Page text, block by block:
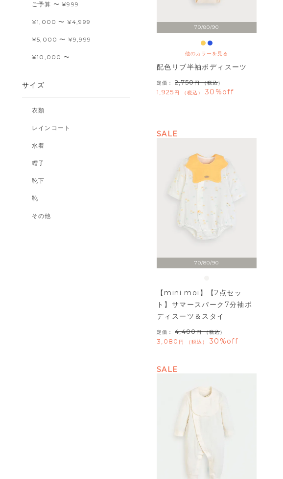
ご予算 〜 ¥999
¥1,000 〜 ¥4,999
¥5,000 〜 ¥9,999
¥10,000 〜
サイズ
衣類
レインコート
水着
帽子
靴下
靴
その他
70/80/90
他のカラーを見る
配色リブ半袖ボディスーツ
定価： 2,750 （税込）
1,925 税込 30%off
70/80/90
SALE
【mini moi】【2点セッ
ト】サマースパーク7分袖ボ
ディスーツ＆スタイ
定価： 4,400 （税込）
3,080 税込 30%off
SALE